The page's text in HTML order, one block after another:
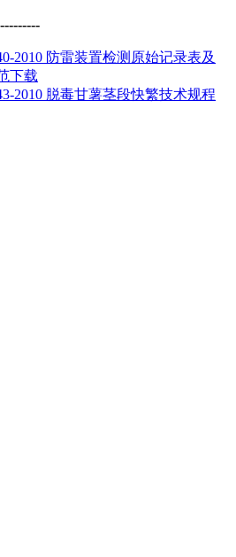
2010 防雷装置检测原始记录表及
下载
2010 脱毒甘薯茎段快繁技术规程